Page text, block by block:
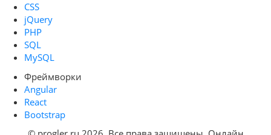
CSS
jQuery
PHP
SQL
MySQL
Фреймворки
Angular
React
Bootstrap